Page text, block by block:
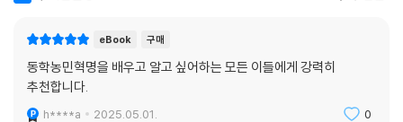
eBook 구매
동학농민혁명을 배우고 알고 싶어하는 모든 이들에게 강력히
추천합니다.
h****a 2025.05.01. 0